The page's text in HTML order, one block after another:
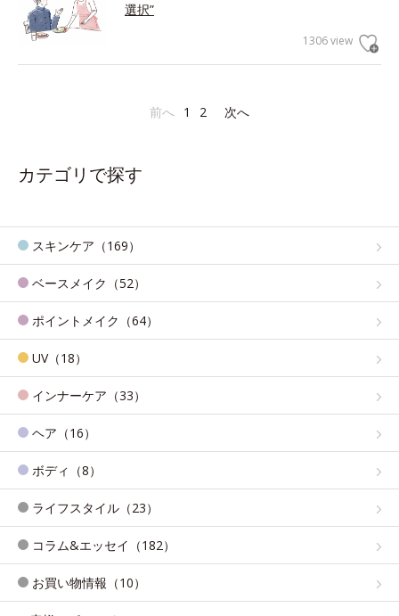
選択”
1306 view
前へ 1 2 次へ
カテゴリで探す
スキンケア（169）
ベースメイク（52）
ポイントメイク（64）
UV（18）
インナーケア（33）
ヘア（16）
ボディ（8）
ライフスタイル（23）
コラム&エッセイ（182）
お買い物情報（10）